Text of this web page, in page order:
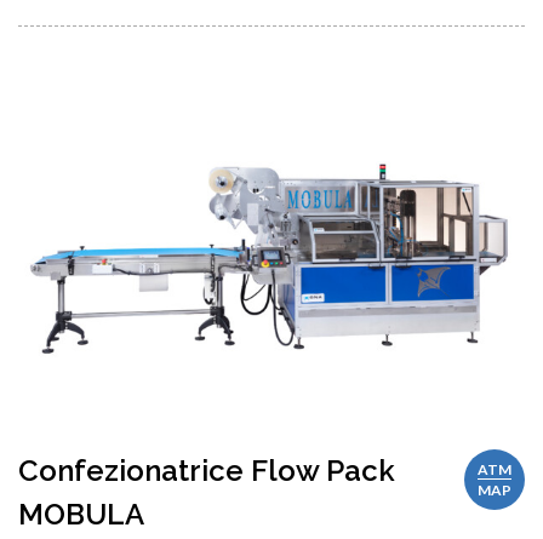
ATM
MAP
Confezionatrice Flow Pack
MOBULA